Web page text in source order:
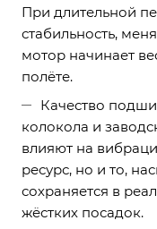
При длительной
стабильность,
мотор начинает
полёте.
Качество
колокола и
влияют на
ресурс, но и то,
сохраняется в
жёстких посадок.